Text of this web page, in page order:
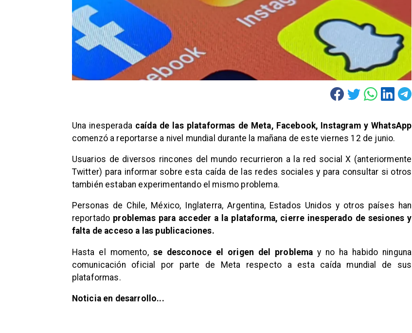
Una inesperada caída de las plataformas de Meta, Facebook, Instagram y WhatsApp
comenzó a reportarse a nivel mundial durante la mañana de este viernes 12 de junio.
Usuarios de diversos rincones del mundo recurrieron a la red social X (anteriormente
Twitter) para informar sobre esta caída de las redes sociales y para consultar si otros
también estaban experimentando el mismo problema.
Personas de Chile, México, Inglaterra, Argentina, Estados Unidos y otros países han
reportado problemas para acceder a la plataforma, cierre inesperado de sesiones y
falta de acceso a las publicaciones.
Hasta el momento, se desconoce el origen del problema y no ha habido ninguna
comunicación oficial por parte de Meta respecto a esta caída mundial de sus
plataformas.
Noticia en desarrollo...